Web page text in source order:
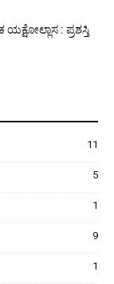
: ಪ್ರಶಸ್ತಿ
11
5
1
9
1